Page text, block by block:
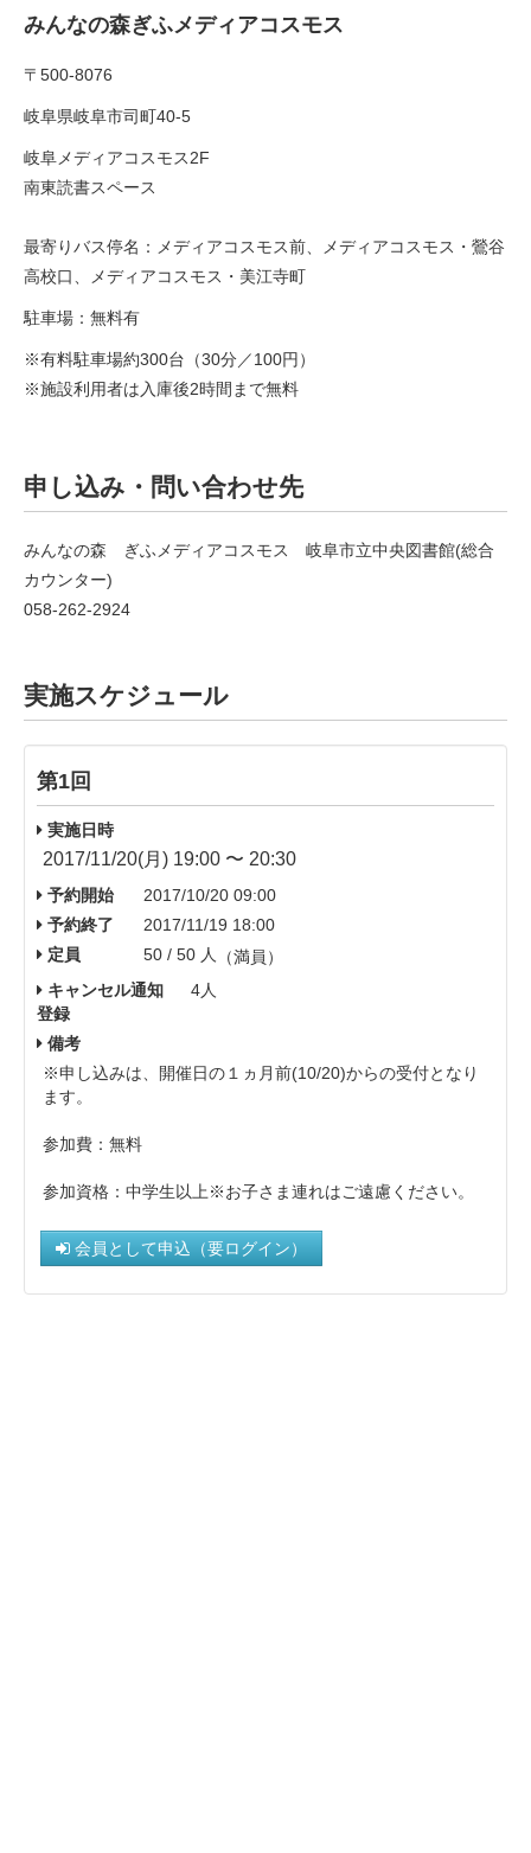
みんなの森ぎふメディアコスモス
〒500-8076
岐阜県岐阜市司町40-5
岐阜メディアコスモス2F
南東読書スペース
最寄りバス停名：メディアコスモス前、メディアコスモス・鶯谷
高校口、メディアコスモス・美江寺町
駐車場：無料有
※有料駐車場約300台（30分／100円）
※施設利用者は入庫後2時間まで無料
申し込み・問い合わせ先
みんなの森 ぎふメディアコスモス 岐阜市立中央図書館(総合
カウンター)
058-262-2924
実施スケジュール
第1回
実施日時
2017/11/20(月) 19:00 〜 20:30
予約開始
2017/10/20 09:00
予約終了
2017/11/19 18:00
定員
50 / 50 人
（満員）
キャンセル通知
登録
4人
備考
※申し込みは、開催日の１ヵ月前(10/20)からの受付となり
ます。
参加費：無料
参加資格：中学生以上※お子さま連れはご遠慮ください。
会員として申込（要ログイン）